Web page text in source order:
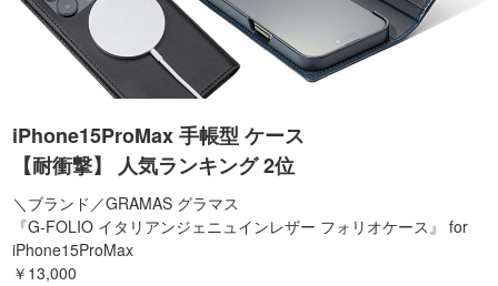
iPhone15ProMax 手帳型 ケース
【耐衝撃】 人気ランキング 2位
＼ブランド／GRAMAS グラマス
『G-FOLIO イタリアンジェニュインレザー フォリオケース』 for
iPhone15ProMax
￥13,000